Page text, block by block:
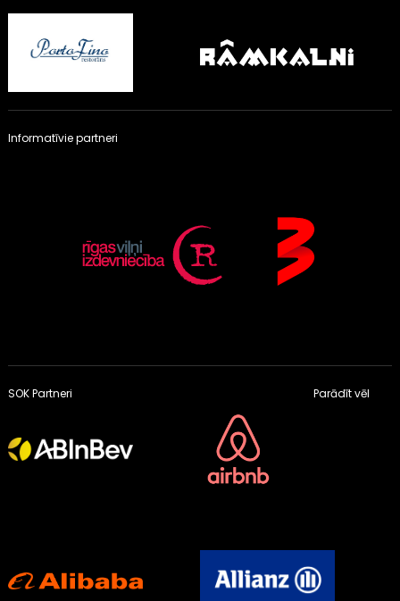
Informatīvie partneri
SOK Partneri Parādīt vēl